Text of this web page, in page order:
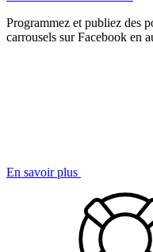
Programmez et publiez des
carrousels sur Facebook en
En savoir plus